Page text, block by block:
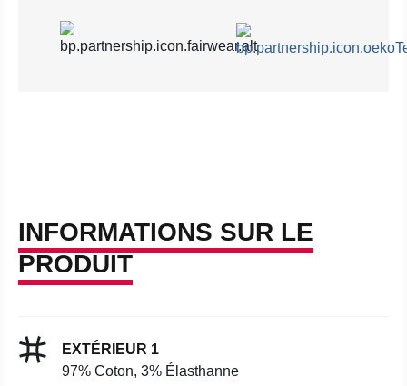
INFORMATIONS SUR LE
PRODUIT
EXTÉRIEUR 1
97% Coton, 3% Élasthanne